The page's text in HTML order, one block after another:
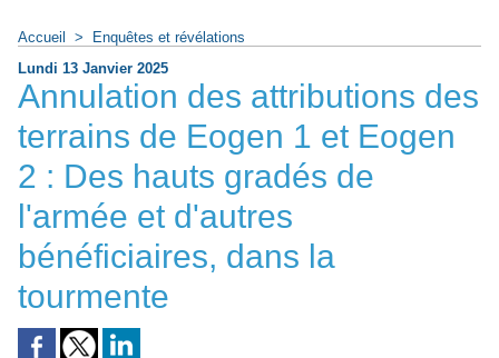
Accueil >
Enquêtes et révélations
Lundi 13 Janvier 2025
Annulation des attributions des
terrains de Eogen 1 et Eogen
2 : Des hauts gradés de
l'armée et d'autres
bénéficiaires, dans la
tourmente